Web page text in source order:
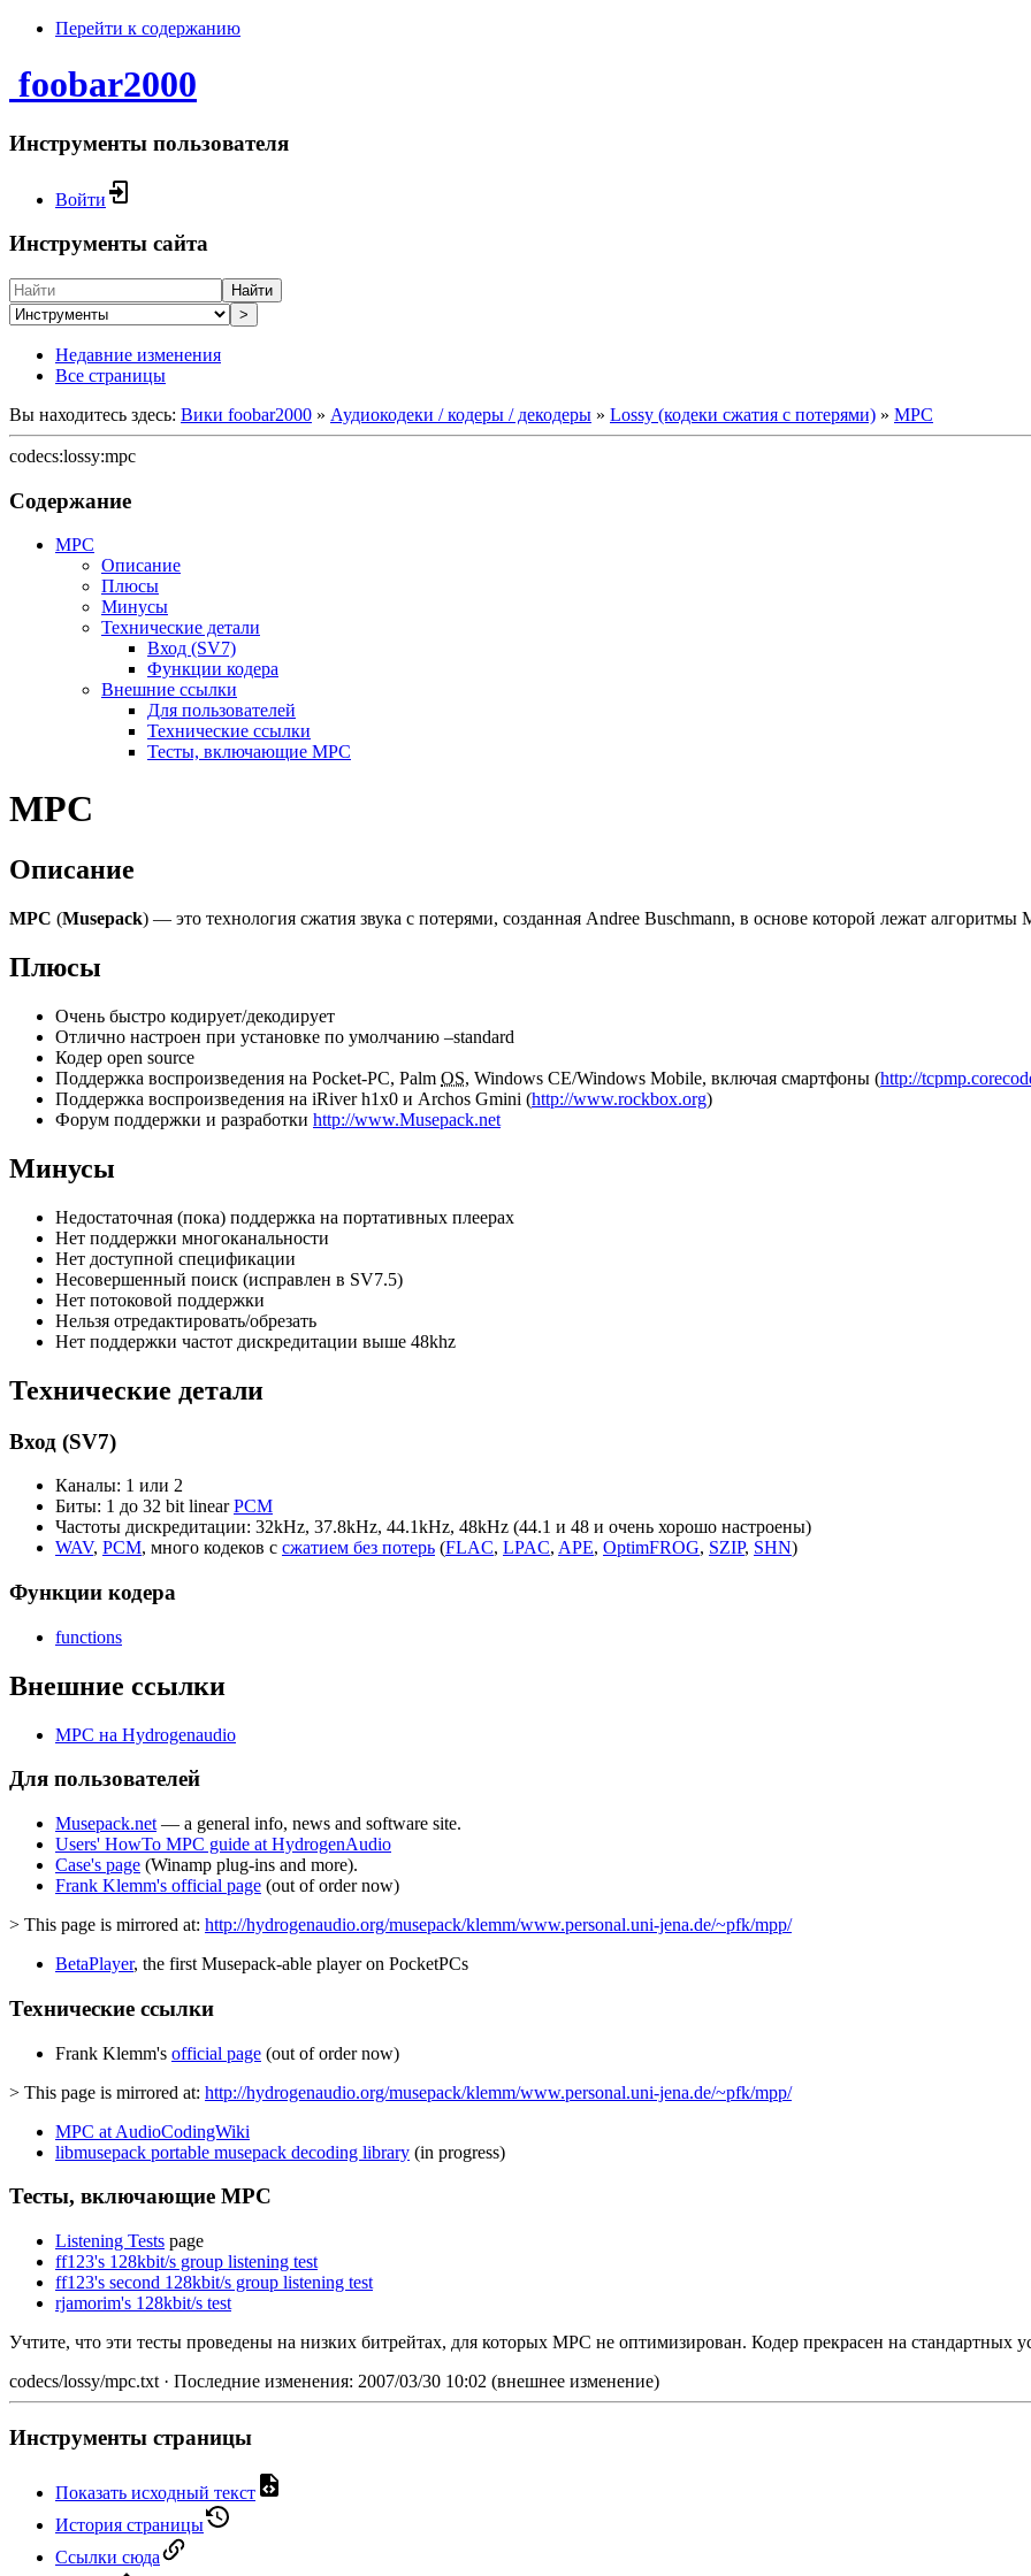
Перейти к содержанию
foobar2000
Инструменты пользователя
Войти
Инструменты сайта
Найти
>
Недавние изменения
Все страницы
Вы находитесь здесь: Вики foobar2000 » Аудиокодеки / кодеры / декодеры » Lossy (кодеки сжатия с потерями) » MPC
codecs:lossy:mpc
Содержание
MPC
Описание
Плюсы
Минусы
Технические детали
Вход (SV7)
Функции кодера
Внешние ссылки
Для пользователей
Технические ссылки
Тесты, включающие MPC
MPC
Описание
MPC (Musepack) — это технология сжатия звука с потерями, созданная Andree Buschmann, в основе которой лежат алгоритмы
Плюсы
Очень быстро кодирует/декодирует
Отлично настроен при установке по умолчанию –standard
Кодер open source
Поддержка воспроизведения на Pocket-PC, Palm OS, Windows CE/Windows Mobile, включая смартфоны (http://
Поддержка воспроизведения на iRiver h1x0 и Archos Gmini (http://www.rockbox.org)
Форум поддержки и разработки http://www.Musepack.net
Минусы
Недостаточная (пока) поддержка на портативных плеерах
Нет поддержки многоканальности
Нет доступной спецификации
Несовершенный поиск (исправлен в SV7.5)
Нет потоковой поддержки
Нельзя отредактировать/обрезать
Нет поддержки частот дискредитации выше 48khz
Технические детали
Вход (SV7)
Каналы: 1 или 2
Биты: 1 до 32 bit linearPCM
Частоты дискредитации: 32kHz, 37.8kHz, 44.1kHz, 48kHz (44.1 и 48 и очень хорошо настроены)
WAV, PCM, много кодеков с сжатием без потерь (FLAC, LPAC, APE, OptimFROG, SZIP, SHN)
Функции кодера
functions
Внешние ссылки
MPC на Hydrogenaudio
Для пользователей
Musepack.net — a general info, news and software site.
Users' HowTo MPC guide at HydrogenAudio
Case's page (Winamp plug-ins and more).
Frank Klemm's official page (out of order now)
> This page is mirrored at: http://hydrogenaudio.org/musepack/klemm/www.personal.uni-jena.de/~pfk/mpp/
BetaPlayer, the first Musepack-able player on PocketPCs
Технические ссылки
Frank Klemm's official page (out of order now)
> This page is mirrored at: http://hydrogenaudio.org/musepack/klemm/www.personal.uni-jena.de/~pfk/mpp/
MPC at AudioCodingWiki
libmusepack portable musepack decoding library (in progress)
Тесты, включающие MPC
Listening Tests page
ff123's 128kbit/s group listening test
ff123's second 128kbit/s group listening test
rjamorim's 128kbit/s test
Учтите, что эти тесты проведены на низких битрейтах, для которых MPC не оптимизирован. Кодер прекрасен на стандартных
codecs/lossy/mpc.txt · Последние изменения: 2007/03/30 10:02 (внешнее изменение)
Инструменты страницы
Показать исходный текст
История страницы
Ссылки сюда